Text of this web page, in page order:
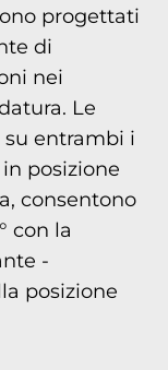
progettati
di
nei
Le
entrambi i
posizione
consentono
con la
-
posizione